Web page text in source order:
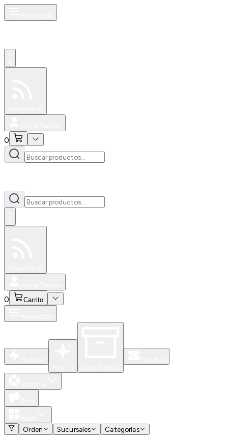
0
0 Carrito
Orden
Sucursales Categorías